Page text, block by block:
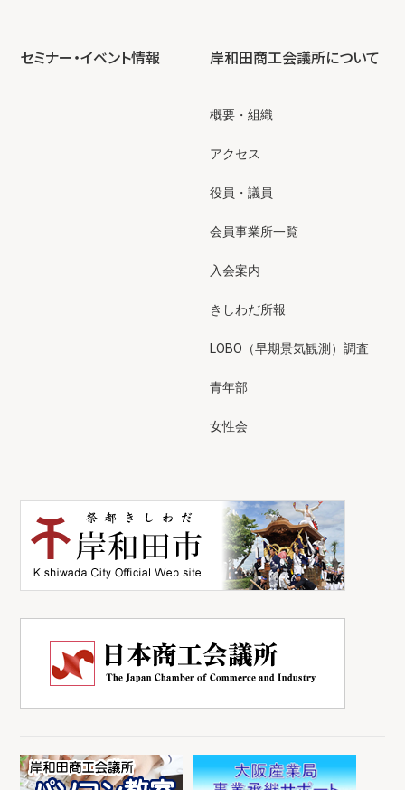
セミナー・イベント情報 岸和田商工会議所について
概要・組織
アクセス
役員・議員
会員事業所一覧
入会案内
きしわだ所報
LOBO（早期景気観測）調査
青年部
女性会